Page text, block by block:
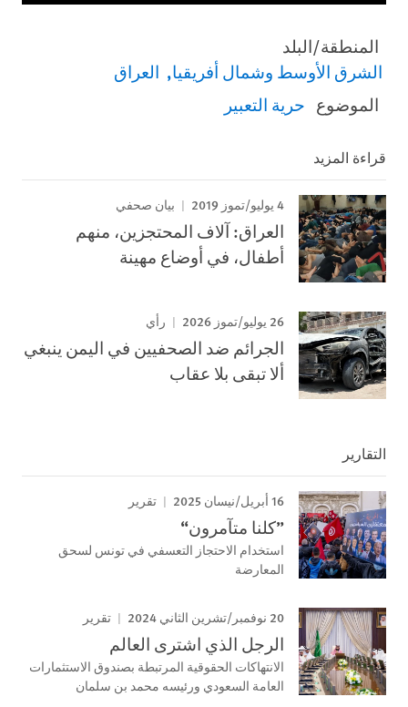
المنطقة/البلد
الشرق الأوسط وشمال أفريقيا العراق
الموضوع حرية التعبير
قراءة المزيد
4 يوليو/تموز 2019 بيان صحفي
العراق: آلاف المحتجزين، منهم
أطفال، في أوضاع مهينة
26 يوليو/تموز 2026 رأي
الجرائم ضد الصحفيين في اليمن ينبغي
ألا تبقى بلا عقاب
التقارير
16 أبريل/نيسان 2025 تقرير
”كلنا متآمرون“
استخدام الاحتجاز التعسفي في تونس لسحق
المعارضة
20 نوفمبر/تشرين الثاني 2024 تقرير
الرجل الذي اشترى العالم
الانتهاكات الحقوقية المرتبطة بصندوق الاستثمارات
العامة السعودي ورئيسه محمد بن سلمان